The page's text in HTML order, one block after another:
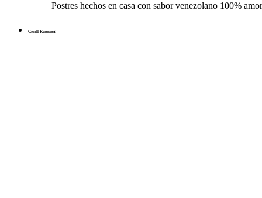
Postres hechos en casa con sabor venezolano 100% amor
Gesell Running